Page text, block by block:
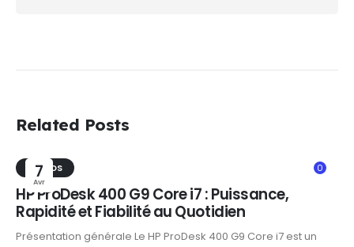
Related Posts
7
Avr
0
TRENDS
HP ProDesk 400 G9 Core i7 : Puissance,
Rapidité et Fiabilité au Quotidien
Présentation générale Le HP ProDesk 400 G9 Core i7 est un